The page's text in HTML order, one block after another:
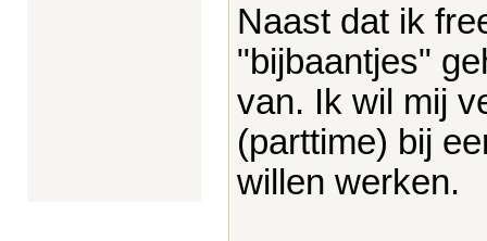
Naast dat ik
"bijbaantjes"
van. Ik wil mij
(parttime) bij
willen werken.